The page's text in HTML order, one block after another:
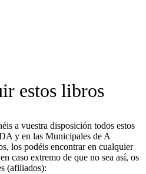
estos libros
a vuestra disposición todos estos
y en las Municipales de A
los podéis encontrar en cualquier
caso extremo de que no sea así, os
(afiliados):